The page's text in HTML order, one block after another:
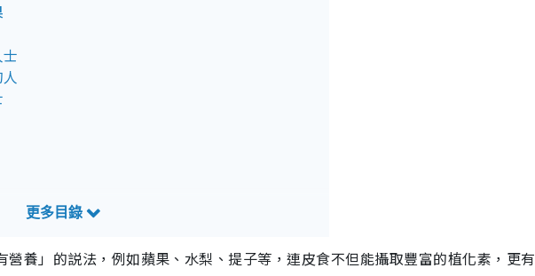
養」的説法，例如蘋果、水梨、提子等，連皮食不但能攝取豐富的植化素，更有